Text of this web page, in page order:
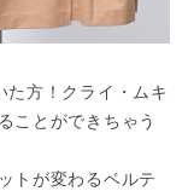
方！クライ・ムキ
ことができちゃう
トが変わるベルテ